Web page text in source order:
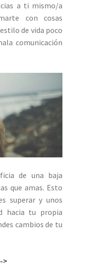
a ti mismo/a
con cosas
de vida poco
comunicación
de una baja
que amas. Esto
superar y unos
hacia tu propia
cambios de tu
>